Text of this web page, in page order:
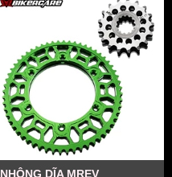
NHÔNG DĨA MREV